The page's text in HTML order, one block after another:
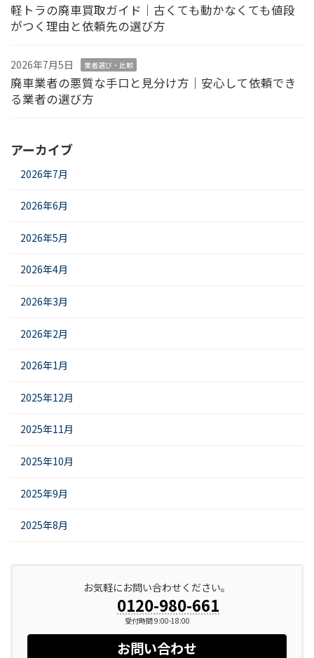
軽トラの廃車買取ガイド｜古くても動かなくても値段
がつく理由と依頼先の選び方
2026年7月5日 業者選び・比較
廃車業者の悪質な手口と見分け方｜安心して依頼でき
る業者の選び方
アーカイブ
2026年7月
2026年6月
2026年5月
2026年4月
2026年3月
2026年2月
2026年1月
2025年12月
2025年11月
2025年10月
2025年9月
2025年8月
お気軽にお問い合わせください。
0120-980-661
受付時間 9:00-18:00
お問い合わせ